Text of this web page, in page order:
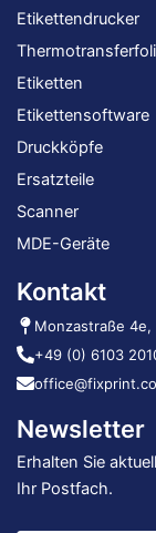
Etikettendrucker
Etiketten
Etikettensoftware
Druckköpfe
Ersatzteile
Scanner
MDE-Geräte
Kontakt
Monzastraße 4e,
+49 (0) 6103
Newsletter
Erhalten Sie
Ihr Postfach.